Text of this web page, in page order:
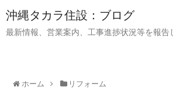
沖縄タカラ住設：ブログ
最新情報、営業案内、工事進捗状況等を報告
ホーム リフォーム